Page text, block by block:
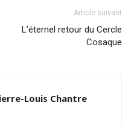
Article suivant
L’éternel retour du Cercle
Cosaque
Louis Chantre